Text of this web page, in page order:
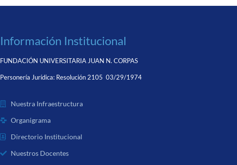
Información Institucional
FUNDACIÓN UNIVERSITARIA JUAN N. CORPAS
Personería Jurídica: Resolución 2105 03/29/1974
Nuestra Infraestructura
Organigrama
Directorio Institucional
Nuestros Docentes